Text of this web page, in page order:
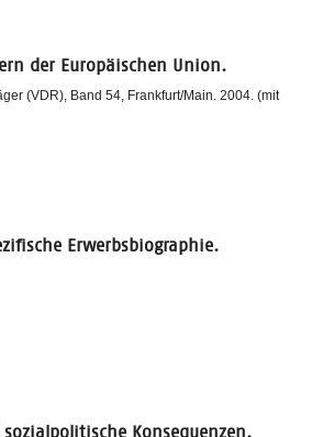
der Europäischen Union.
(VDR), Band 54, Frankfurt/Main. 2004. (mit
Erwerbsbiographie.
Konsequenzen.